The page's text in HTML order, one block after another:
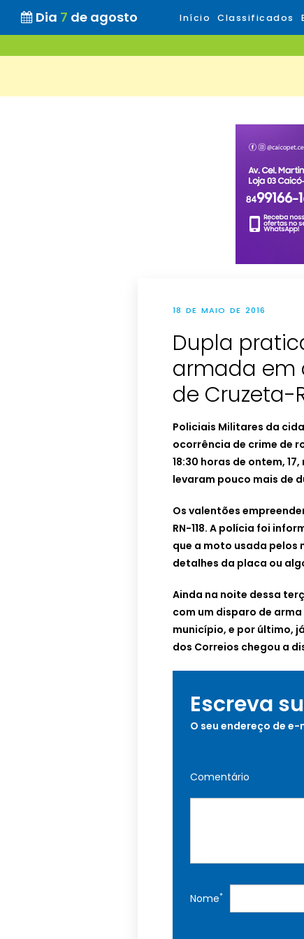
Dia 7 de agosto Início Classificados
18 DE MAIO DE 2016
Dupla
armada em
de Cruzeta-
Policiais Militares da
ocorrência de crime de
18:30 horas de ontem,
levaram pouco mais de
Os valentões
RN-118. A polícia foi
que a moto usada pelos
detalhes da placa ou
Ainda na noite dessa
com um disparo de
município, e por último,
dos Correios chegou a
Escreva
O seu endereço de
Comentário
Nome*